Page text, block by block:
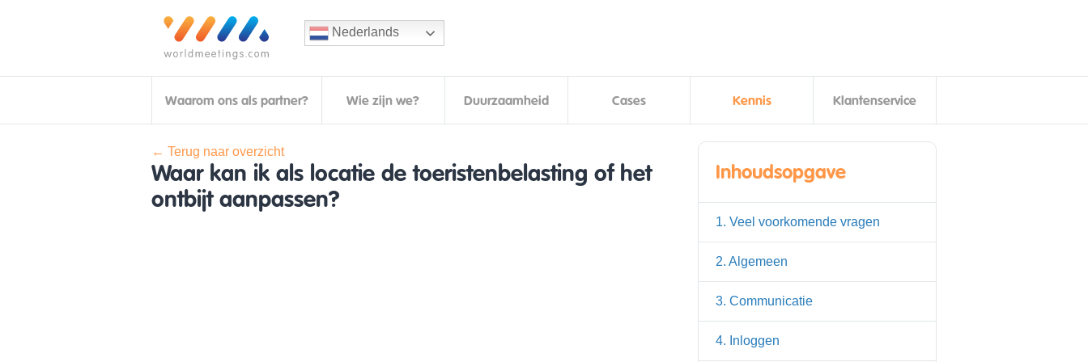
Nederlands
Waarom ons als partner? Wie zijn we? Duurzaamheid Cases Kennis Klantenservice
← Terug naar overzicht
Waar kan ik als locatie de toeristenbelasting of het
ontbijt aanpassen?
Inhoudsopgave
1. Veel voorkomende vragen
2. Algemeen
3. Communicatie
4. Inloggen